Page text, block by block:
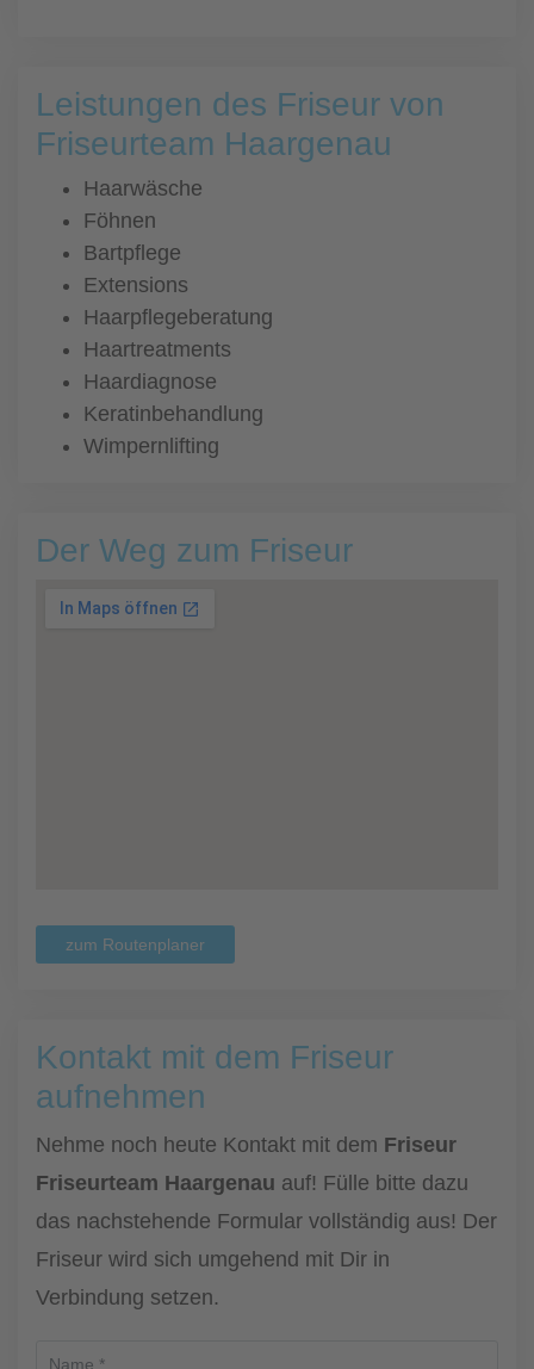
Leistungen des Friseur von
Friseurteam Haargenau
Haarwäsche
Föhnen
Bartpflege
Extensions
Haarpflegeberatung
Haartreatments
Haardiagnose
Keratinbehandlung
Wimpernlifting
Der Weg zum Friseur
zum Routenplaner
Kontakt mit dem Friseur
aufnehmen
Nehme noch heute Kontakt mit dem Friseur
Friseurteam Haargenau auf! Fülle bitte dazu
das nachstehende Formular vollständig aus! Der
Friseur wird sich umgehend mit Dir in
Verbindung setzen.